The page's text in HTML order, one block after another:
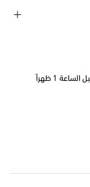
1 ظهراً